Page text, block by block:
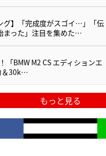
グ】「完成度がスゴイ…」「伝
まった」注目を集めた…
「BMW M2 CS エディションエ
＆30k…
もっと見る